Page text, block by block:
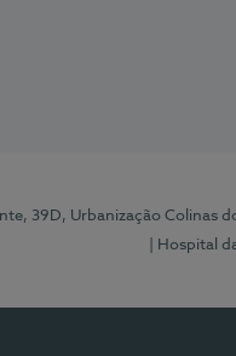
39D, Urbanização Colinas
| Hospital